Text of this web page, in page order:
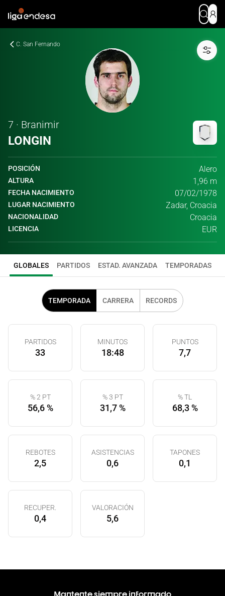
C. San Fernando
7 · Branimir
LONGIN
POSICIÓN Alero
ALTURA 1,96 m
FECHA NACIMIENTO 07/02/1978
LUGAR NACIMIENTO Zadar, Croacia
NACIONALIDAD Croacia
LICENCIA EUR
GLOBALES PARTIDOS ESTAD. AVANZADA TEMPORADAS
TEMPORADA CARRERA RECORDS
PARTIDOS
33
MINUTOS
18:48
PUNTOS
7,7
% 2 PT
56,6 %
% 3 PT
31,7 %
% TL
68,3 %
REBOTES
2,5
ASISTENCIAS
0,6
TAPONES
0,1
RECUPER.
0,4
VALORACIÓN
5,6
Mantente siempre informado